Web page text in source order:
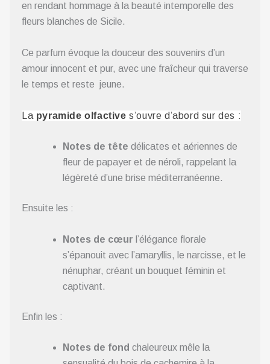
en rendant hommage à la beauté intemporelle des
fleurs blanches de Sicile.
Ce parfum évoque la douceur des souvenirs d’un
amour innocent et pur, avec une fraîcheur qui traverse
le temps et reste jeune.
La pyramide olfactive s’ouvre d’abord sur des :
Notes de tête délicates et aériennes de
fleur de papayer et de néroli, rappelant la
légèreté d’une brise méditerranéenne.
Ensuite les :
Notes de cœur l’élégance florale
s’épanouit avec l’amaryllis, le narcisse, et le
nénuphar, créant un bouquet féminin et
captivant.
Enfin les :
Notes de fond chaleureux mêle la